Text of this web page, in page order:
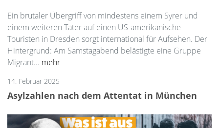
Ein brutaler Übergriff von mindestens einem Syrer und
einem weiteren Täter auf einen US-amerikanische
Touristen in Dresden sorgt international für Aufsehen. Der
Hintergrund: Am Samstagabend belästigte eine Gruppe
Migrant... mehr
14. Februar 2025
Asylzahlen nach dem Attentat in München